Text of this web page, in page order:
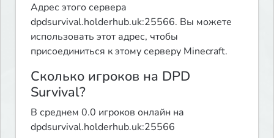
Адрес этого сервера
dpdsurvival.holderhub.uk:25566. Вы можете
использовать этот адрес, чтобы
присоединиться к этому серверу Minecraft.
Сколько игроков на DPD
Survival?
В среднем 0.0 игроков онлайн на
dpdsurvival.holderhub.uk:25566